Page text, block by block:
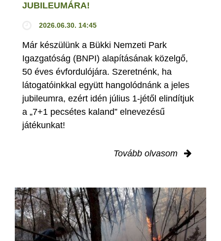
JUBILEUMÁRA!
2026.06.30. 14:45
Már készülünk a Bükki Nemzeti Park
Igazgatóság (BNPI) alapításának közelgő,
50 éves évfordulójára. Szeretnénk, ha
látogatóinkkal együtt hangolódnánk a jeles
jubileumra, ezért idén július 1-jétől elindítjuk
a „7+1 pecsétes kaland” elnevezésű
játékunkat!
Tovább olvasom